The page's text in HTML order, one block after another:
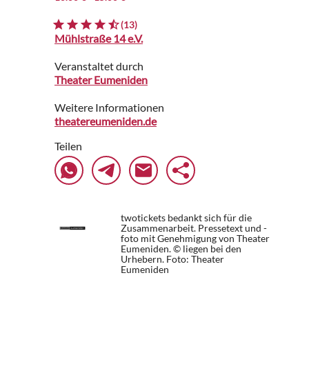
(13)
Mühlstraße 14 e.V.
Veranstaltet durch
Theater Eumeniden
Weitere Informationen
theatereumeniden.de
Teilen
twotickets bedankt sich für die
Zusammenarbeit. Pressetext und -
foto mit Genehmigung von Theater
Eumeniden. © liegen bei den
Urhebern. Foto: Theater
Eumeniden